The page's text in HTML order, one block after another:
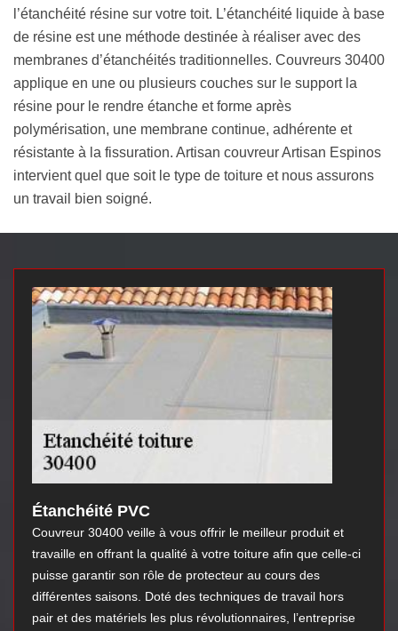
l’étanchéité résine sur votre toit. L’étanchéité liquide à base
de résine est une méthode destinée à réaliser avec des
membranes d’étanchéités traditionnelles. Couvreurs 30400
applique en une ou plusieurs couches sur le support la
résine pour le rendre étanche et forme après
polymérisation, une membrane continue, adhérente et
résistante à la fissuration. Artisan couvreur Artisan Espinos
intervient quel que soit le type de toiture et nous assurons
un travail bien soigné.
Étanchéité PVC
Couvreur 30400 veille à vous offrir le meilleur produit et
travaille en offrant la qualité à votre toiture afin que celle-ci
puisse garantir son rôle de protecteur au cours des
différentes saisons. Doté des techniques de travail hors
pair et des matériels les plus révolutionnaires, l’entreprise